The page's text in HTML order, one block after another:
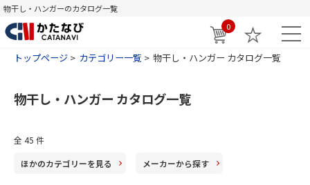
物干し・ハンガーのカタログ一覧
0
トップページ カテゴリー一覧 物干し・ハンガー カタログ一覧
物干し・ハンガー カタログ一覧
全 45 件
ほかのカテゴリーを見る メーカーから探す